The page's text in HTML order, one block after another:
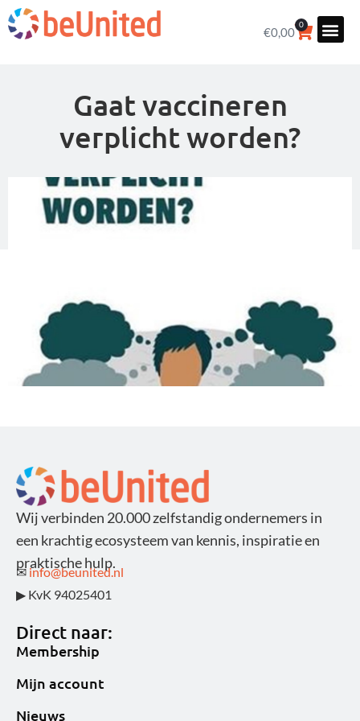
€0,00
0
Gaat vaccineren
verplicht worden?
Wij verbinden 20.000 zelfstandig ondernemers in
een krachtig ecosysteem van kennis, inspiratie en
praktische hulp.
✉ info@beunited.nl
▶ KvK 94025401
Direct naar:
Membership
Mijn account
Nieuws